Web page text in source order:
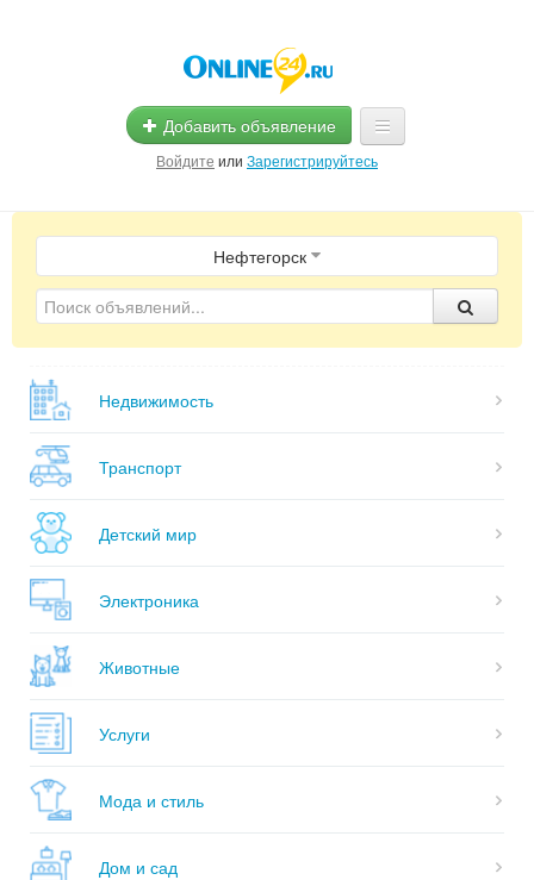
Добавить объявление
Войдите или Зарегистрируйтесь
Главная
Помощь
Нефтегорск
Недвижимость
Транспорт
Детский мир
Электроника
Животные
Услуги
Мода и стиль
Дом и сад